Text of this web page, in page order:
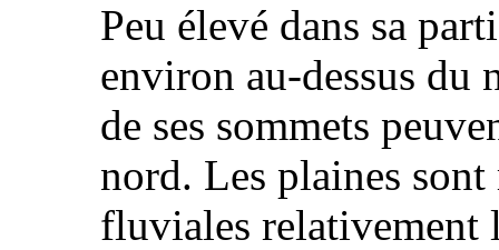
Peu élevé dans sa
environ au‑dessus du
de ses sommets
nord. Les plaines sont
fluviales relativement